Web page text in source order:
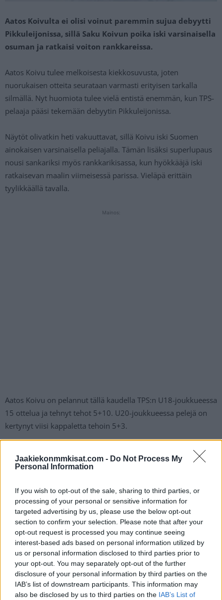
Jaakiekonmmkisat.com - Do Not Process My
Personal Information
If you wish to opt-out of the sale, sharing to third parties, or
processing of your personal or sensitive information for
targeted advertising by us, please use the below opt-out
section to confirm your selection. Please note that after your
opt-out request is processed you may continue seeing
interest-based ads based on personal information utilized by
us or personal information disclosed to third parties prior to
your opt-out. You may separately opt-out of the further
disclosure of your personal information by third parties on the
IAB’s list of downstream participants. This information may
also be disclosed by us to third parties on the IAB’s List of
Aatos Koivulta ei olisi voinut paremmin sujua debyytti
Pikkuleijonissa, sillä Saku Koivun poika iski varsinaisella
osuman ja ratkaisi voiton rankkareissa.
Aatos Koivu tulee melkoisesta kiekkosuvusta, joten
nuorukaisen otteita seurataan varmasti erityisen tarkalla
silmällä. Nyt huomiota tulee vielä entistä enemmän, kun TPS-
pelaaja pääsi tekemään debyytin Pikkuleijonissa.
Näytöt olivatkin heti vakuuttavat, sillä Koivu iski Suomen
ainokaisen varsinaisella peliajalla. Tämän lisäksi superlupaus
nousi sankariksi myös rankkarikisassa, kun hyökkääjä iski
ratkaisevan maalin viimeisessä parissa. Vieläpä erittäin
tyylikkäällä tavalla.
Mainos:
Aatos Koivu on pelannut tällä kaudella TPS:n U18-joukkueessa
15 ottelua ja tehnyt tehot 5+10. U20-joukkueessa pelejä on
kertynyt viisi kappaletta tehoin 5+3.
Aatos Koivulta huikeat veivit rankkarissa
90?s=20